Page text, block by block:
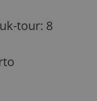
tour: 8